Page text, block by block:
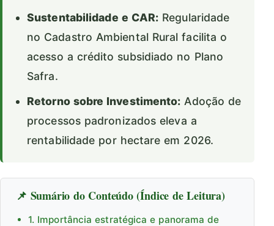
Sustentabilidade e CAR: Regularidade
no Cadastro Ambiental Rural facilita o
acesso a crédito subsidiado no Plano
Safra.
Retorno sobre Investimento: Adoção de
processos padronizados eleva a
rentabilidade por hectare em 2026.
📌 Sumário do Conteúdo (Índice de Leitura)
1. Importância estratégica e panorama de